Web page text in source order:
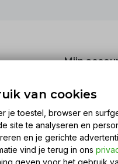
Mijn
Mijn
Mijn tickets
Mijn verlanglijst
Vergelijk
van cookies
je toestel, browser en
site te analyseren en
en je gerichte
vind je terug in ons
geven voor het gebruik